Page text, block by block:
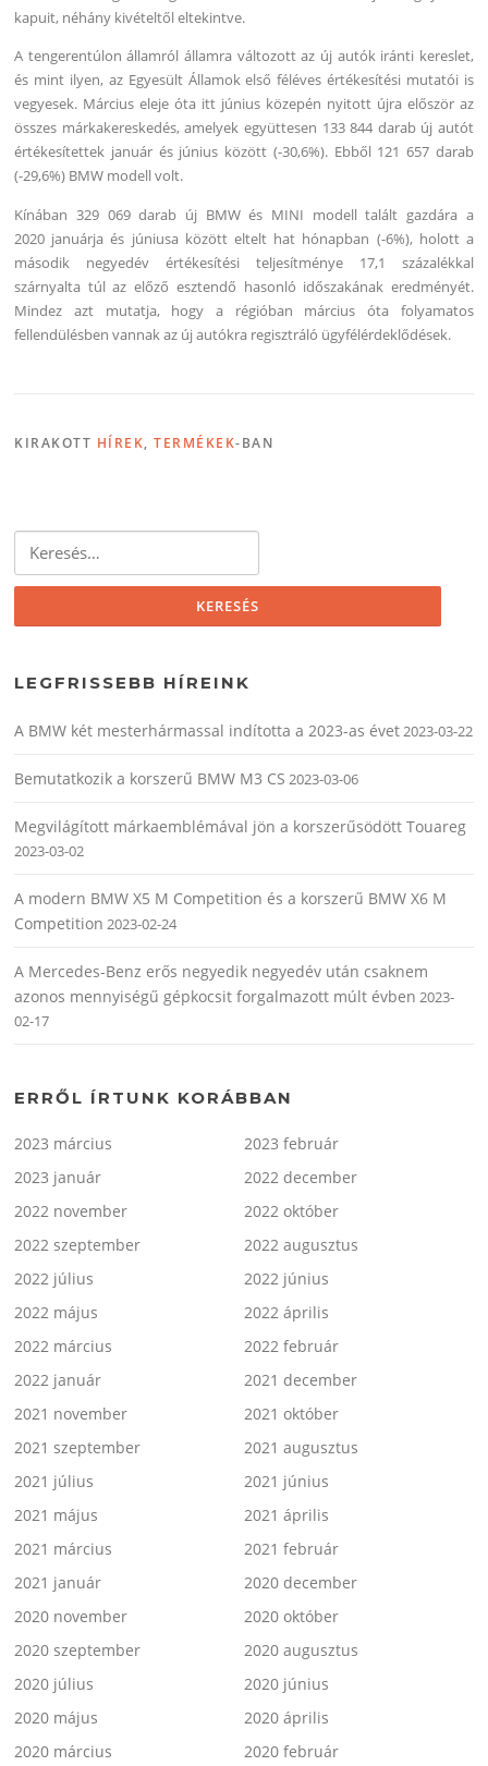
kapuit, néhány kivételtől eltekintve.
A tengerentúlon államról államra változott az új autók iránti kereslet,
és mint ilyen, az Egyesült Államok első féléves értékesítési mutatói is
vegyesek. Március eleje óta itt június közepén nyitott újra először az
összes márkakereskedés, amelyek együttesen 133 844 darab új autót
értékesítettek január és június között (-30,6%). Ebből 121 657 darab
(-29,6%) BMW modell volt.
Kínában 329 069 darab új BMW és MINI modell talált gazdára a
2020 januárja és júniusa között eltelt hat hónapban (-6%), holott a
második negyedév értékesítési teljesítménye 17,1 százalékkal
szárnyalta túl az előző esztendő hasonló időszakának eredményét.
Mindez azt mutatja, hogy a régióban március óta folyamatos
fellendülésben vannak az új autókra regisztráló ügyfélérdeklődések.
KIRAKOTT HÍREK,TERMÉKEK-BAN
Keresés:
LEGFRISSEBB HÍREINK
A BMW két mesterhármassal indította a 2023-as évet2023-03-22
Bemutatkozik a korszerű BMW M3 CS 2023-03-06
Megvilágított márkaemblémával jön a korszerűsödött Touareg
2023-03-02
A modern BMW X5 M Competition és a korszerű BMW X6 M
Competition 2023-02-24
A Mercedes-Benz erős negyedik negyedév után csaknem
azonos mennyiségű gépkocsit forgalmazott múlt évben 2023-
02-17
ERRŐL ÍRTUNK KORÁBBAN
2023 március
2023 február
2023 január
2022 december
2022 november
2022 október
2022 szeptember
2022 augusztus
2022 július
2022 június
2022 május
2022 április
2022 március
2022 február
2022 január
2021 december
2021 november
2021 október
2021 szeptember
2021 augusztus
2021 július
2021 június
2021 május
2021 április
2021 március
2021 február
2021 január
2020 december
2020 november
2020 október
2020 szeptember
2020 augusztus
2020 július
2020 június
2020 május
2020 április
2020 március
2020 február